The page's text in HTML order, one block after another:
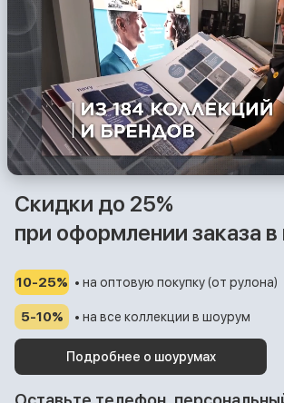
Скидки до 25%
при оформлении заказа
10-25% • на оптовую покупку (от рулона)
5-10% • на все коллекции в шоурум
Подробнее о шоурумах